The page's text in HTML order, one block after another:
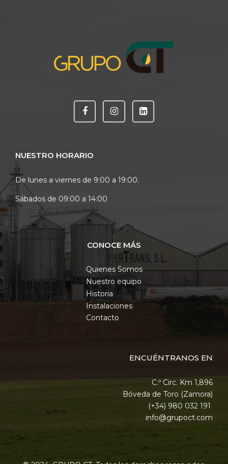
NUESTRO HORARIO
De lunes a viernes de 9:00 a 19:00.
Sábados de 09:00 a 14:00
CONOCE MÁS
Quienes Somos
Nuestro equipo
Historia
Instalaciones
Contacto
ENCUÉNTRANOS EN
C.º Circ. Km 1,896
Bóveda de Toro (Zamora)
(+34) 980 032 191
info@grupoct.com